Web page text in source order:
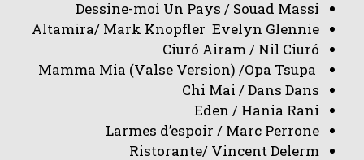
Dessine-moi Un Pays / Souad Massi
Altamira/ Mark Knopfler Evelyn Glennie
Ciuró Airam / Nil Ciuró
Chi Mai / Dans Dans
Eden / Hania Rani
Larmes d’espoir / Marc Perrone
Ristorante/ Vincent Delerm